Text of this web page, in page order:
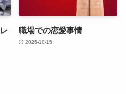
職場での恋愛事情
2025-10-15